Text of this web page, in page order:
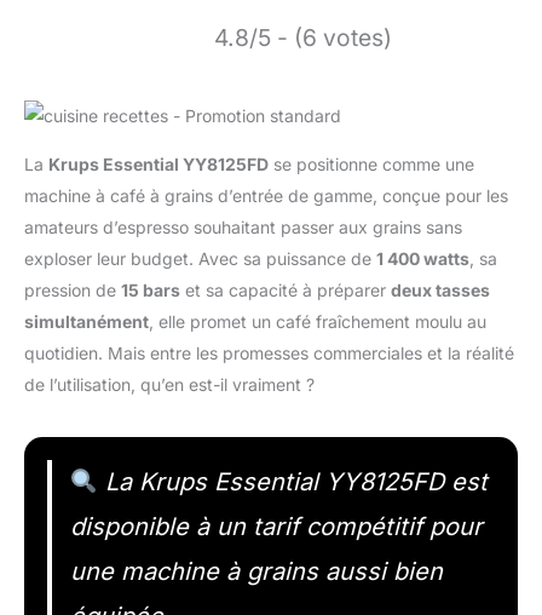
4.8/5 - (6 votes)
La Krups Essential YY8125FD se positionne comme une
machine à café à grains d’entrée de gamme, conçue pour les
amateurs d’espresso souhaitant passer aux grains sans
exploser leur budget. Avec sa puissance de 1 400 watts , sa
pression de 15 bars et sa capacité à préparer deux tasses
simultanément , elle promet un café fraîchement moulu au
quotidien. Mais entre les promesses commerciales et la réalité
de l’utilisation, qu’en est-il vraiment ?
La Krups Essential YY8125FD est
disponible à un tarif compétitif pour
une machine à grains aussi bien